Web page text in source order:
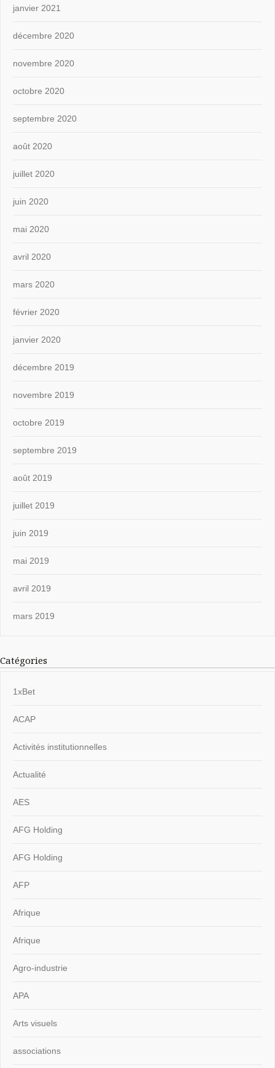
janvier 2021
décembre 2020
novembre 2020
octobre 2020
septembre 2020
août 2020
juillet 2020
juin 2020
mai 2020
avril 2020
mars 2020
février 2020
janvier 2020
décembre 2019
novembre 2019
octobre 2019
septembre 2019
août 2019
juillet 2019
juin 2019
mai 2019
avril 2019
mars 2019
Catégories
1xBet
ACAP
Activités institutionnelles
Actualité
AES
AFG Holding
AFG Holding
AFP
Afrique
Afrique
Agro-industrie
APA
Arts visuels
associations